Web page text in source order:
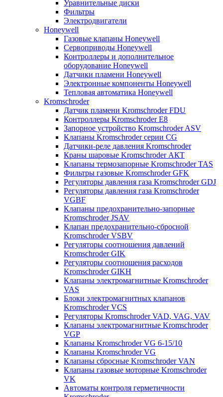
Уравнительные диски
Фильтры
Электродвигатели
Honeywell
Газовые клапаны Honeywell
Сервоприводы Honeywell
Контроллеры и дополнительное
оборудование Honeywell
Датчики пламени Honeywell
Электронные компоненты Honeywell
Тепловая автоматика Honeywell
Kromschroder
Датчик пламени Kromschroder FDU
Контроллеры Kromschroder E8
Запорное устройство Kromschroder ASV
Клапаны Kromschroder серии CG
Датчики-реле давления Kromschroder
Краны шаровые Kromschroder АКТ
Клапаны термозапорные Kromschroder TAS
Фильтры газовые Kromschroder GFK
Регуляторы давления газа Kromschroder GDJ
Регуляторы давления газа Kromschroder
VGBF
Клапаны предохранительно-запорные
Kromschroder JSAV
Клапан предохранительно-сбросной
Kromschroder VSBV
Регуляторы соотношения давлений
Kromschroder GIK
Регуляторы соотношения расходов
Kromschroder GIKH
Клапаны электромагнитные Kromschroder
VAS
Блоки электромагнитных клапанов
Kromschroder VCS
Регуляторы Kromschroder VAD, VAG, VAV
Клапаны электромагнитные Kromschroder
VGP
Клапаны Kromschroder VG 6-15/10
Клапаны Kromschroder VG
Клапаны сбросные Kromschroder VAN
Клапаны газовые моторные Kromschroder
VK
Автоматы контроля герметичности